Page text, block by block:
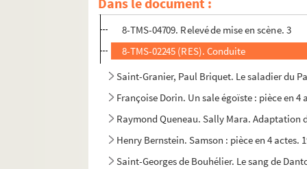
8-TMS-02244 (RES). Relevé de mise en
8-TMS-04709. Relevé de mise en scène. 3
8-TMS-02245 (RES). Conduite
Saint-Granier, Paul Briquet. Le saladier du
Françoise Dorin. Un sale égoïste : pièce en 4
Raymond Queneau. Sally Mara. Adaptation
Henry Bernstein. Samson : pièce en 4 actes.
Saint-Georges de Bouhélier. Le sang de